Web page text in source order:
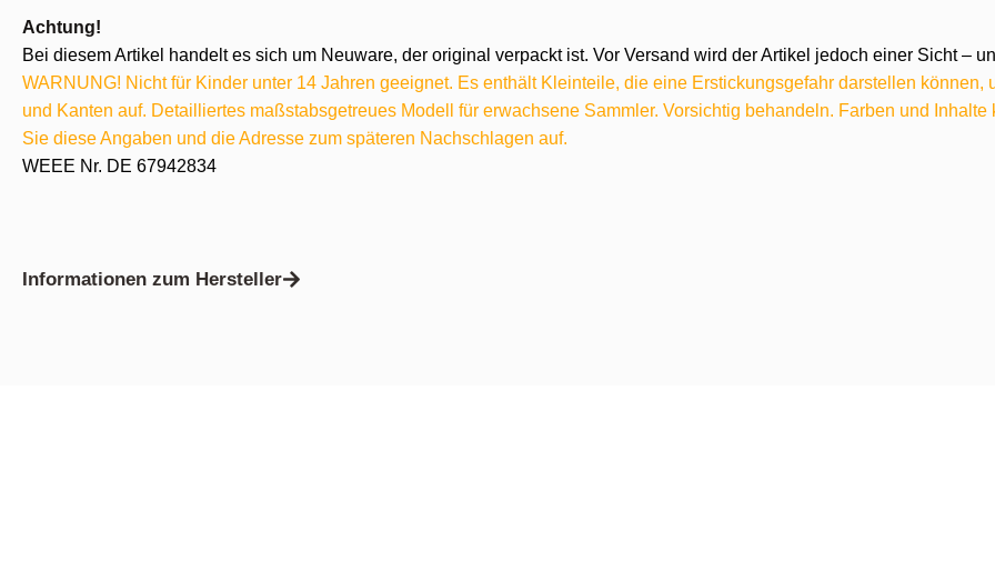
Achtung!
Bei diesem Artikel handelt es sich um Neuware, der original verpackt ist. Vor Versand wird der Artikel jedoch einer Sicht –
WARNUNG! Nicht für Kinder unter 14 Jahren geeignet. Es enthält Kleinteile, die eine Erstickungsgefahr darstellen
und Kanten auf. Detailliertes maßstabsgetreues Modell für erwachsene Sammler. Vorsichtig behandeln. Farben und
Sie diese Angaben und die Adresse zum späteren Nachschlagen auf.
WEEE Nr. DE 67942834
Informationen zum Hersteller